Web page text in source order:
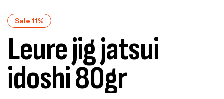
Sale 11%
Leure jig jatsui
idoshi 80gr